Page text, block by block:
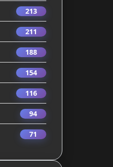
213
211
188
154
116
94
71